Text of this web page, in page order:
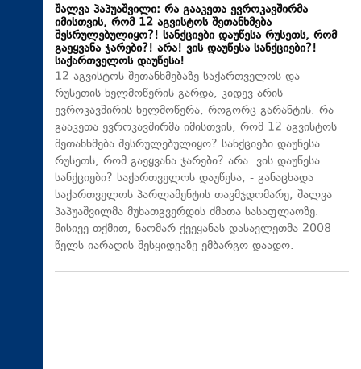
შალვა პაპუაშვილი: რა გააკეთა ევროკავშირმა
იმისთვის, რომ 12 აგვისტოს შეთანხმება
შესრულებულიყო?! სანქციები დაუწესა რუსეთს, რომ
გაეყვანა ჯარები?! არა! ვის დაუწესა სანქციები?!
საქართველოს დაუწესა!
12 აგვისტოს შეთანხმებაზე საქართველოს და
რუსეთის ხელმოწერის გარდა, კიდევ არის
ევროკავშირის ხელმოწერა, როგორც გარანტის. რა
გააკეთა ევროკავშირმა იმისთვის, რომ 12 აგვისტოს
შეთანხმება შესრულებულიყო? სანქციები დაუწესა
რუსეთს, რომ გაეყვანა ჯარები? არა. ვის დაუწესა
სანქციები? საქართველოს დაუწესა, - განაცხადა
საქართველოს პარლამენტის თავმჯდომარე, შალვა
პაპუაშვილმა მუხათგვერდის ძმათა სასაფლაოზე.
მისივე თქმით, ნაომარ ქვეყანას დასავლეთმა 2008
წელს იარაღის შესყიდვაზე ემბარგო დაადო.